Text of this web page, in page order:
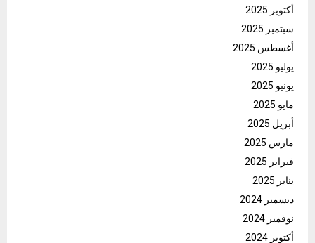
أكتوبر 2025
سبتمبر 2025
أغسطس 2025
يوليو 2025
يونيو 2025
مايو 2025
أبريل 2025
مارس 2025
فبراير 2025
يناير 2025
ديسمبر 2024
نوفمبر 2024
أكتوبر 2024